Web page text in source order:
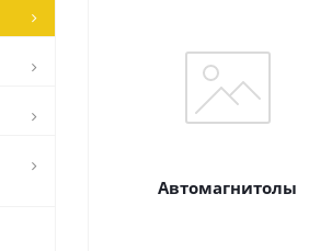
Автомагнитолы